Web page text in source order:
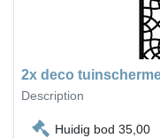
2x deco
Description
Huidig bod 35,00